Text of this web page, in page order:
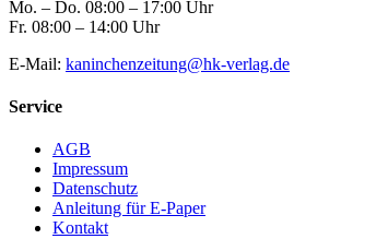
Mo. – Do. 08:00 – 17:00 Uhr
Fr. 08:00 – 14:00 Uhr
E-Mail: kaninchenzeitung@hk-verlag.de
Service
AGB
Impressum
Datenschutz
Anleitung für E-Paper
Kontakt